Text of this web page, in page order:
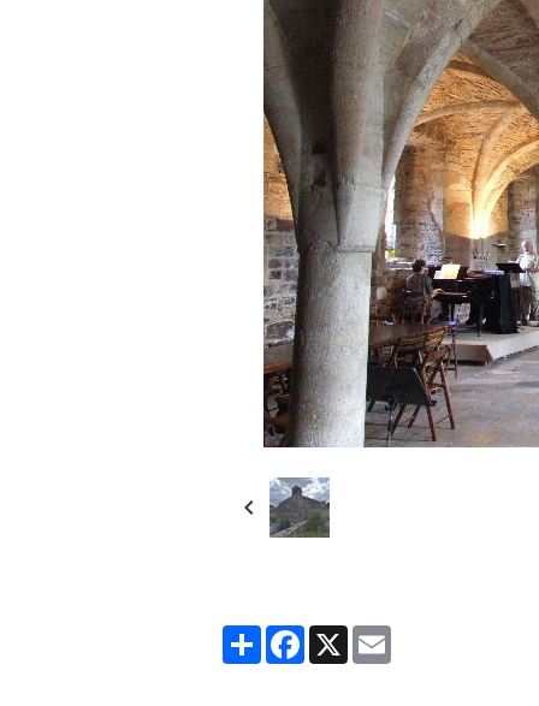
PartagerFacebook
X